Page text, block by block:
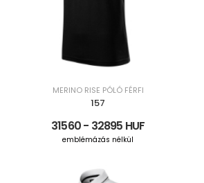
MERINO RISE PÓLÓ FÉRFI
157
31560 - 32895 HUF
emblémázás nélkül